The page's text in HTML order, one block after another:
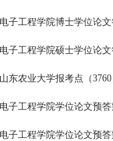
子工程学院博士学位论文
子工程学院硕士学位论文
东农业大学报考点（
子工程学院学位论文预答
子工程学院学位论文预答